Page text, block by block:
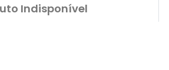
Indisponível